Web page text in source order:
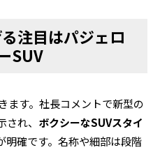
注目はパジェロ
SUV
ます。社長コメントで新型の
れ、 ボクシーなSUVスタイ
明確です。名称や細部は段階